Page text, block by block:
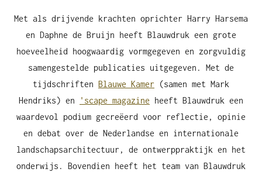
Met als drijvende krachten oprichter Harry Harsema
en Daphne de Bruijn heeft Blauwdruk een grote
hoeveelheid hoogwaardig vormgegeven en zorgvuldig
samengestelde publicaties uitgegeven. Met de
tijdschriften Blauwe Kamer (samen met Mark
Hendriks) en
'scape magazine heeft Blauwdruk een
waardevol podium gecreëerd voor reflectie, opinie
en debat over de Nederlandse en internationale
landschapsarchitectuur, de ontwerppraktijk en het
onderwijs. Bovendien heeft het team van Blauwdruk